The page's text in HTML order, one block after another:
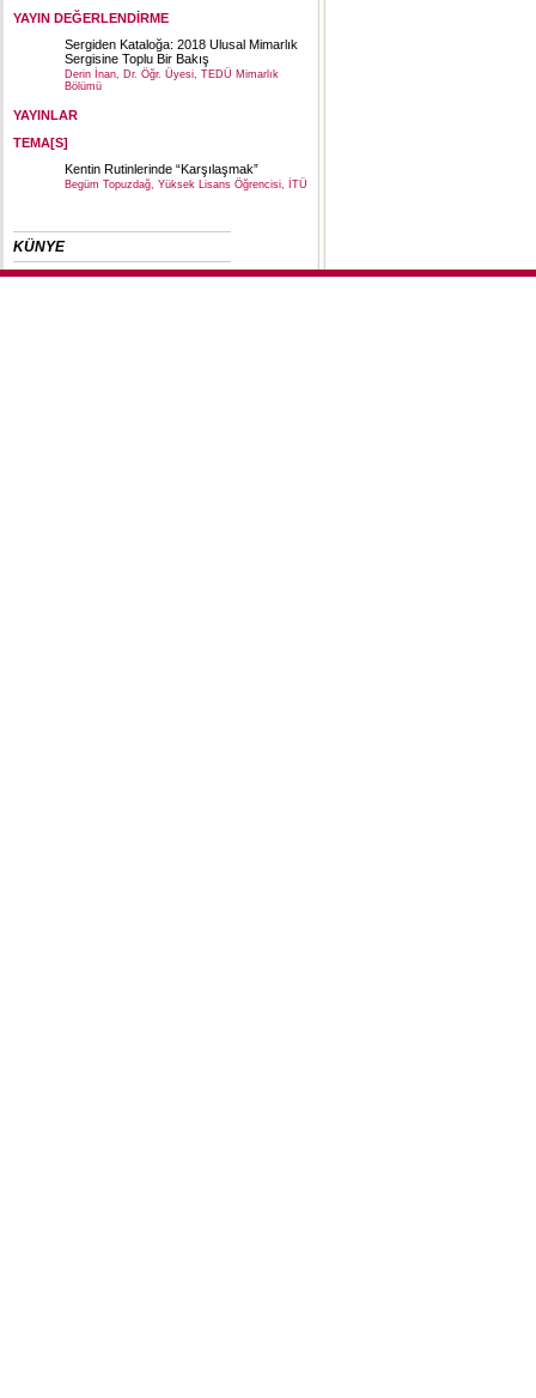
YAYIN DEĞERLENDİRME
Sergiden Kataloğa: 2018 Ulusal Mimarlık
Sergisine Toplu Bir Bakış
Derin İnan, Dr. Öğr. Üyesi, TEDÜ Mimarlık
Bölümü
YAYINLAR
TEMA[S]
Kentin Rutinlerinde “Karşılaşmak”
Begüm Topuzdağ, Yüksek Lisans Öğrencisi, İTÜ
KÜNYE